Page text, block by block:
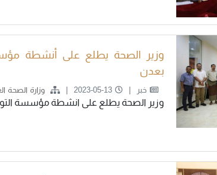
وزير الصحة يطلع على أنشطة
بعدن
خبر 2023-05-13 وزارة الصحة
وزير الصحة يطلع على انشطة مؤسسة